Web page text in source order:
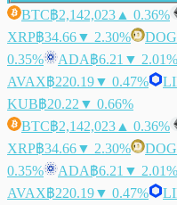
BTC฿2,142,023 ▲ 0.36%
XRP฿34.66▼ 2.30%
0.35%
ADA฿6.21 ▼ 2.01%
AVAX฿220.19▼ 0.47%
KUB฿20.22 ▼ 0.66%
BTC฿2,142,023 ▲ 0.36%
XRP฿34.66▼ 2.30%
0.35%
ADA฿6.21 ▼ 2.01%
AVAX฿220.19▼ 0.47%